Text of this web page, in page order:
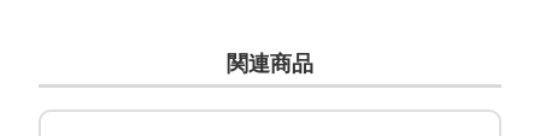
関連商品